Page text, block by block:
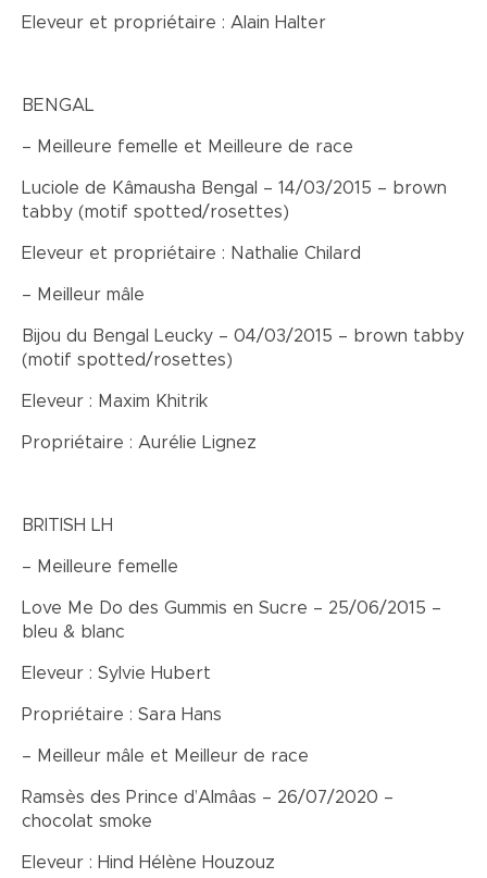
Eleveur et propriétaire : Alain Halter
BENGAL
– Meilleure femelle et Meilleure de race
Luciole de Kâmausha Bengal – 14/03/2015 – brown
tabby (motif spotted/rosettes)
Eleveur et propriétaire : Nathalie Chilard
– Meilleur mâle
Bijou du Bengal Leucky – 04/03/2015 – brown tabby
(motif spotted/rosettes)
Eleveur : Maxim Khitrik
Propriétaire : Aurélie Lignez
BRITISH LH
– Meilleure femelle
Love Me Do des Gummis en Sucre – 25/06/2015 –
bleu & blanc
Eleveur : Sylvie Hubert
Propriétaire : Sara Hans
– Meilleur mâle et Meilleur de race
Ramsès des Prince d’Almâas – 26/07/2020 –
chocolat smoke
Eleveur : Hind Hélène Houzouz